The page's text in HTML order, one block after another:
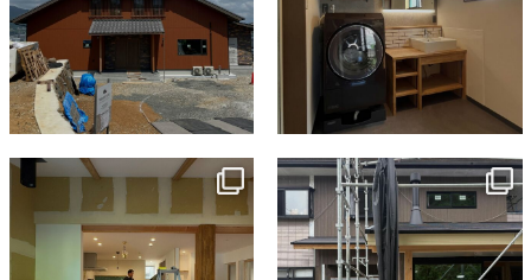
tomohouseinc
tomohouseinc
6月 3